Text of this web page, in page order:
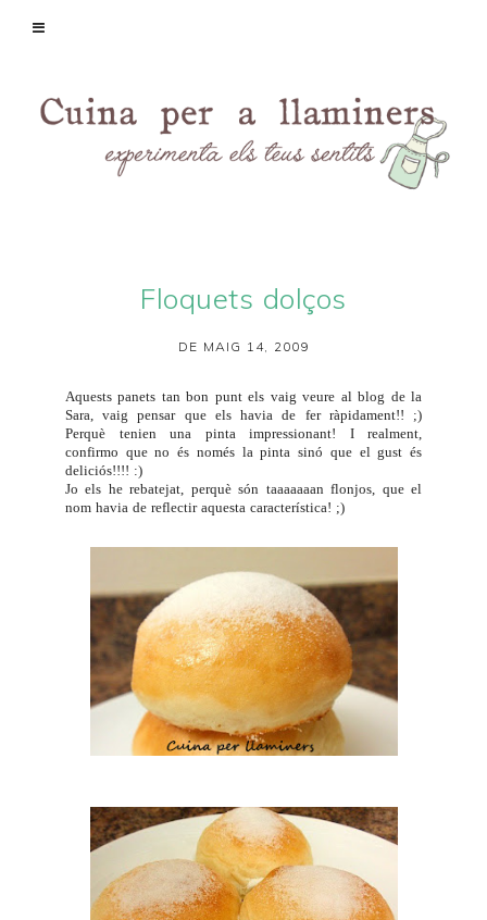
Floquets dolços
DE MAIG 14, 2009
Aquests panets tan bon punt els vaig veure al blog de la
Sara , vaig pensar que els havia de fer ràpidament!! ;)
Perquè tenien una pinta impressionant! I realment,
confirmo que no és només la pinta sinó que el gust és
deliciós!!!! :)
Jo els he rebatejat, perquè són taaaaaaan flonjos, que el
nom havia de reflectir aquesta característica! ;)